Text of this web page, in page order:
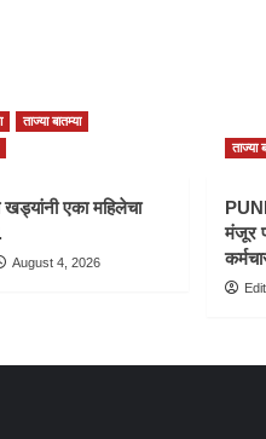
ताज्या बातम्या
एका महिलेचा
August 4, 2026
ताज्या
मंजूर